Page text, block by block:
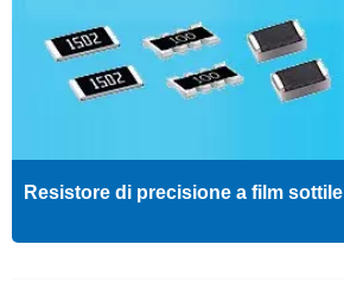
Resistore di precisione a film sottile